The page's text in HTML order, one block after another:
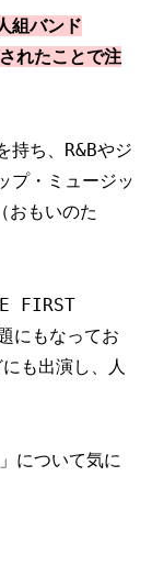
組バンド
れたことで注
持ち、R&Bやジ
プ・ミュージッ
もいのた
FIRST
にもなってお
も出演し、人
について気に